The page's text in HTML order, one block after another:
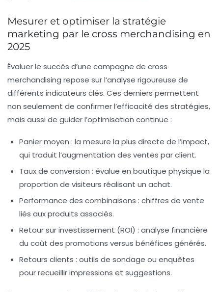
Mesurer et optimiser la stratégie
marketing par le cross merchandising en
2025
Évaluer le succès d’une campagne de cross
merchandising repose sur l’analyse rigoureuse de
différents indicateurs clés. Ces derniers permettent
non seulement de confirmer l’efficacité des stratégies,
mais aussi de guider l’optimisation continue :
Panier moyen : la mesure la plus directe de l’impact,
qui traduit l’augmentation des ventes par client.
Taux de conversion : évalue en boutique physique la
proportion de visiteurs réalisant un achat.
Performance des combinaisons : chiffres de vente
liés aux produits associés.
Retour sur investissement (ROI) : analyse financière
du coût des promotions versus bénéfices générés.
Retours clients : outils de sondage ou enquêtes
pour recueillir impressions et suggestions.